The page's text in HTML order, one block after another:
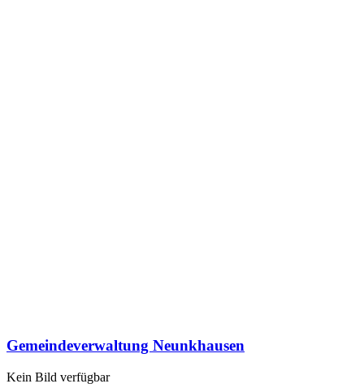
Gemeindeverwaltung Neunkhausen
Kein Bild verfügbar